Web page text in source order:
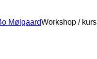
MølgaardWorkshop /